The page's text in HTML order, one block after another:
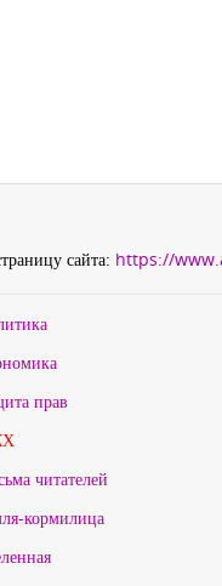
сайта: https://
прав
читателей
кормилица